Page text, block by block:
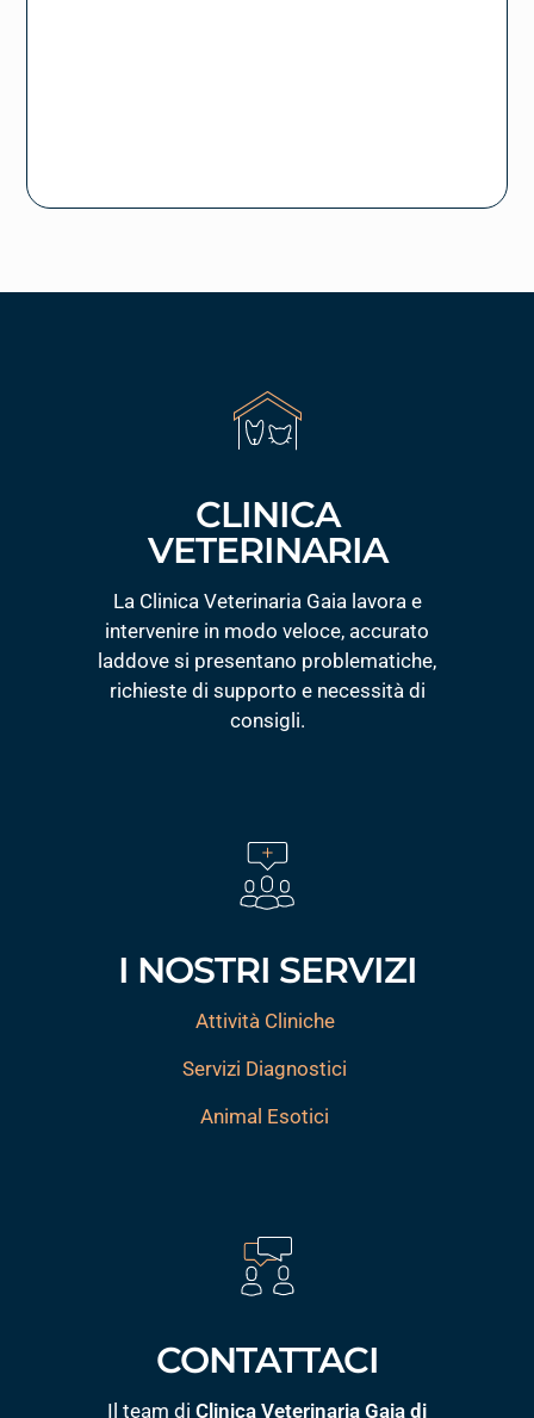
CLINICA
VETERINARIA
La Clinica Veterinaria Gaia lavora e
intervenire in modo veloce, accurato
laddove si presentano problematiche,
richieste di supporto e necessità di
consigli.
I NOSTRI SERVIZI
Attività Cliniche
Servizi Diagnostici
Animal Esotici
CONTATTACI
Il team di Clinica Veterinaria Gaia di